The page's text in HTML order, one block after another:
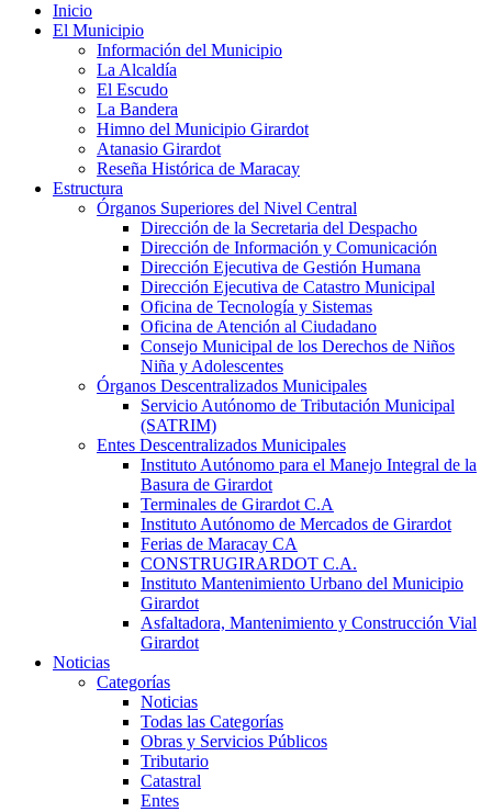
Inicio
El Municipio
Información del Municipio
La Alcaldía
El Escudo
La Bandera
Himno del Municipio Girardot
Atanasio Girardot
Reseña Histórica de Maracay
Estructura
Órganos Superiores del Nivel Central
Dirección de la Secretaria del Despacho
Dirección de Información y Comunicación
Dirección Ejecutiva de Gestión Humana
Dirección Ejecutiva de Catastro Municipal
Oficina de Tecnología y Sistemas
Oficina de Atención al Ciudadano
Consejo Municipal de los Derechos de Niños
Niña y Adolescentes
Órganos Descentralizados Municipales
Servicio Autónomo de Tributación Municipal
(SATRIM)
Entes Descentralizados Municipales
Instituto Autónomo para el Manejo Integral de la
Basura de Girardot
Terminales de Girardot C.A
Instituto Autónomo de Mercados de Girardot
Ferias de Maracay CA
CONSTRUGIRARDOT C.A.
Instituto Mantenimiento Urbano del Municipio
Girardot
Asfaltadora, Mantenimiento y Construcción Vial
Girardot
Noticias
Categorías
Noticias
Todas las Categorías
Obras y Servicios Públicos
Tributario
Catastral
Entes